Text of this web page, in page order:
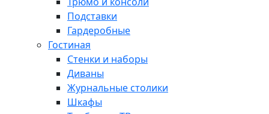
Подставки
Гардеробные
Гостиная
Стенки и наборы
Диваны
Журнальные столики
Шкафы